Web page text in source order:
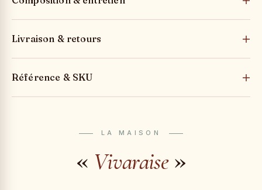
Livraison & retours
Référence & SKU
LA MAISON
« Vivaraise»